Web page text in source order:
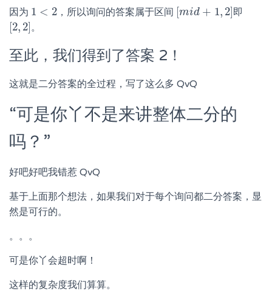
因为 1 < 2
1 <2 ，所以询问的答案属于区间 [mid + 1, 2]
[mid+ 1,2] 即
[2, 2]
2, 2] 。
至此，我们得到了答案 2！
这就是二分答案的全过程，写了这么多 QvQ
“可是你丫不是来讲整体二分的
吗？”
好吧好吧我错惹 QvQ
基于上面那个想法，如果我们对于每个询问都二分答案，显
然是可行的。
。。。
可是你丫会超时啊！
这样的复杂度我们算算。